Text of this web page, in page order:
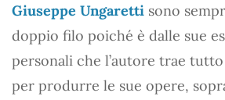
Giuseppe Ungaretti sono
doppio filo poiché è dalle sue
personali che l’autore trae
per produrre le sue opere,